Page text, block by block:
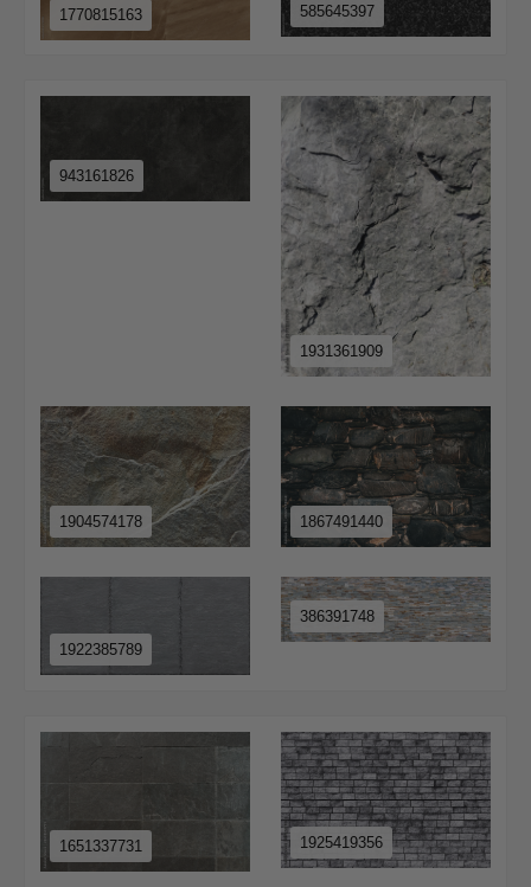
1770815163 585645397
943161826
1931361909
1904574178 1867491440
1922385789
386391748
1651337731 1925419356